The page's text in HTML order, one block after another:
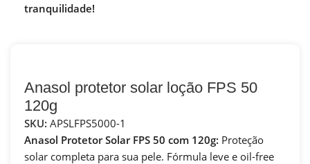
tranquilidade!
Anasol protetor solar loção FPS 50
120g
SKU: APSLFPS5000-1
Anasol Protetor Solar FPS 50 com 120g: Proteção
solar completa para sua pele. Fórmula leve e oil-free